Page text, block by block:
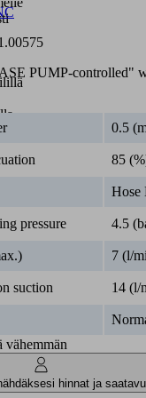
PUMP-controlled"
0.5
85
Hose
pressure 4.5
7 (l/
suction 14 (l/
vähemmän
hinnat ja